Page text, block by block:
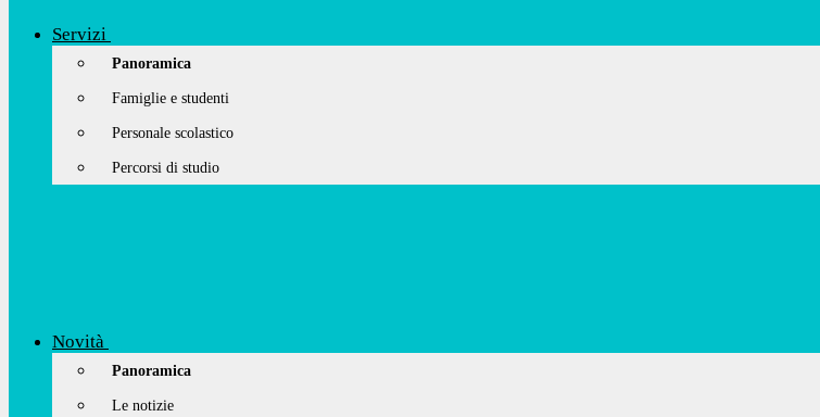
Servizi
Panoramica
Famiglie e studenti
Personale scolastico
Percorsi di studio
Novità
Panoramica
Le notizie